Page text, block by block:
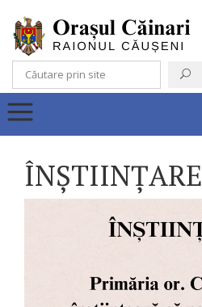
ÎNȘTIINȚARE